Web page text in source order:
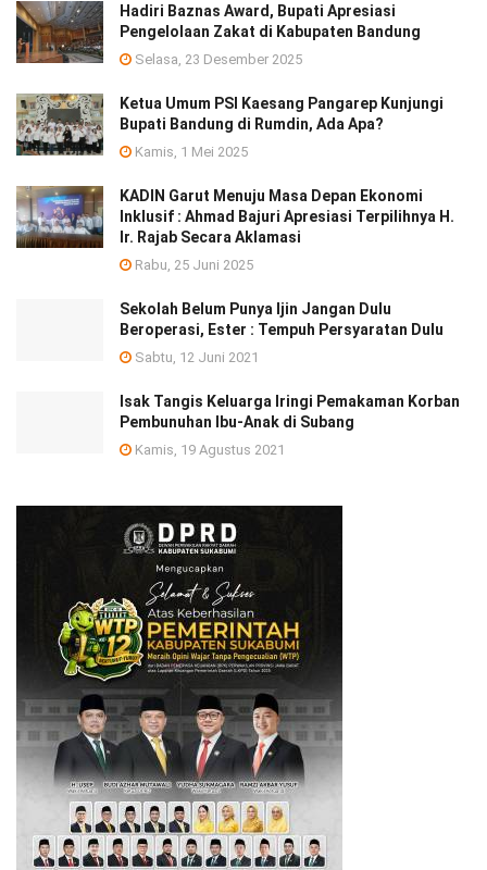
Hadiri Baznas Award, Bupati Apresiasi
Pengelolaan Zakat di Kabupaten Bandung
Selasa, 23 Desember 2025
Ketua Umum PSI Kaesang Pangarep Kunjungi
Bupati Bandung di Rumdin, Ada Apa?
Kamis, 1 Mei 2025
KADIN Garut Menuju Masa Depan Ekonomi
Inklusif : Ahmad Bajuri Apresiasi Terpilihnya H.
Ir. Rajab Secara Aklamasi
Rabu, 25 Juni 2025
Sekolah Belum Punya Ijin Jangan Dulu
Beroperasi, Ester : Tempuh Persyaratan Dulu
Sabtu, 12 Juni 2021
Isak Tangis Keluarga Iringi Pemakaman Korban
Pembunuhan Ibu-Anak di Subang
Kamis, 19 Agustus 2021